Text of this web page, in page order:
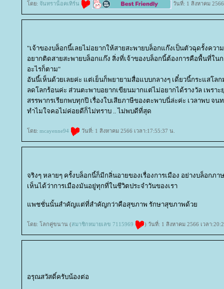
ดย: จันทราน็อคเทิร์น วันที่: 1 สิงหาคม
"เจ้าของบล็อกนี้เลยไม่อยากให้สายสะพายบล็อกแก๊งเป็นตัวฉุดรั้งคว
อยากติดสายสะพายบล็อกแก๊ง สิ่งที่เจ้าของบล็อกนี้ต้องการคือพื้นที่ในก
อะไรก็ตาม"
อันนี้เห็นด้วยเลยค่ะ แต่เย็นก็พยายามสื่อแบบกลางๆ เดี๋ยวนี้กระแสโล
ลดโลกร้อนค่ะ ส่วนตะพาบอยากเขียนมากแต่ไม่อยากได้รางวัล เพราะ
สรรพากรเรียกพบทุกปี เรื่องใบเสียภาษีของตะพาบนี่ล่ะค่ะ เวลาพบ จ
ทำไมใจคอไม่ค่อยดีก็ไม่ทราบ .. ไม่พบดีที่สุด
ดย: mcayenne94 วันที่: 1 สิงหาคม 2566 เวลา:17:55:37 น.
จริงๆ หลายๆ ครั้งบล็อกนี้ก็มีกลิ่นอายของเรื่องการเมือง อย่างบล็อกภา
เห็นได้ว่าการเมืองมันอยู่ทุกที่ในชีวิตประจำวันของเรา
พชชั่นนั้นสำคัญแต่ที่สำคัญกว่าคือสุขภาพ รักษาสุขภาพด้ว
ดย: โลกคู่ขนาน (สมาชิกหมายเลข 7115969 ) วันที่: 1 สิงหาคม 2566 เวลา
อรุณสวัสดิ์ครับน้องต่อ